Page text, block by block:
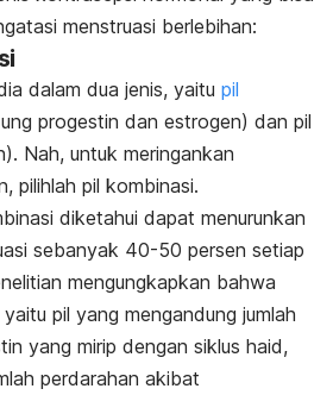
menstruasi berlebihan:
dalam dua jenis, yaitu pil
progestin dan estrogen) dan pil
Nah, untuk meringankan
pilihlah pil kombinasi.
diketahui dapat menurunkan
sebanyak 40-50 persen setiap
mengungkapkan bahwa
pil yang mengandung jumlah
yang mirip dengan siklus haid,
perdarahan akibat